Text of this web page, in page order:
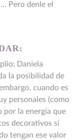
Pero denle el
Daniela
la posibilidad de
cuando es
personales (como
por la energía que
decorativos sí
tengan ese valor